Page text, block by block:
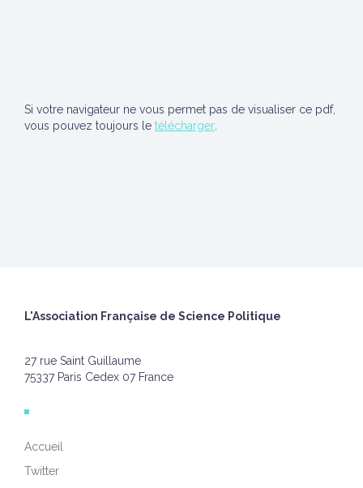
Si votre navigateur ne vous permet pas de visualiser ce pdf,
vous pouvez toujours le télécharger
L'Association Française de Science Politique
27 rue Saint Guillaume
75337 Paris Cedex 07 France
Accueil
Twitter